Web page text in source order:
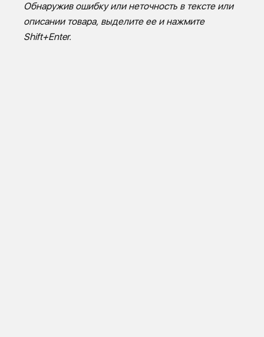
Обнаружив ошибку или неточность в тексте или
описании товара, выделите ее и нажмите
Shift+Enter.